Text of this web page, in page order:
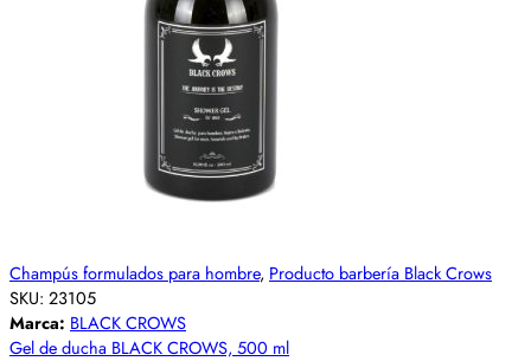
Champús formulados para hombre, Producto barbería Black Crows
SKU: 23105
Marca: BLACK CROWS
Gel de ducha BLACK CROWS, 500 ml